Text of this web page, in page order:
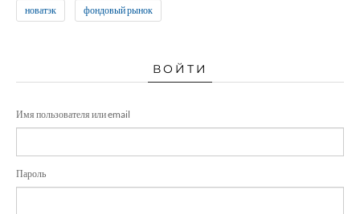
новатэк фондовый рынок
ВОЙТИ
Имя пользователя или email
Пароль